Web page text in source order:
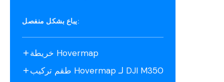
يباع بشكل منفصل:
خريطة Hovermap
طقم تركيب Hovermap لـ DJI M350